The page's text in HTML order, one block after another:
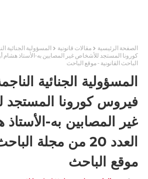
الصفحة الرئيسية مقالات قانونية
المسؤولية الجنائية
الباحث القانونية - موقع الباحث
المسؤولية الجنائية
فيروس كورونا
غير المصابين به-
العدد 20 من مجلة
موقع الباحث